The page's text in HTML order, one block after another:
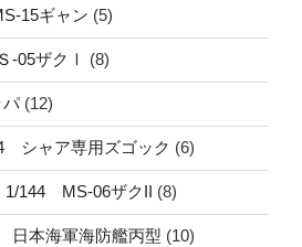
15ギャン (5)
-05ザクⅠ (8)
(12)
ャア専用ズゴック (6)
144 MS-06ザクII (8)
本海軍海防艦丙型 (10)